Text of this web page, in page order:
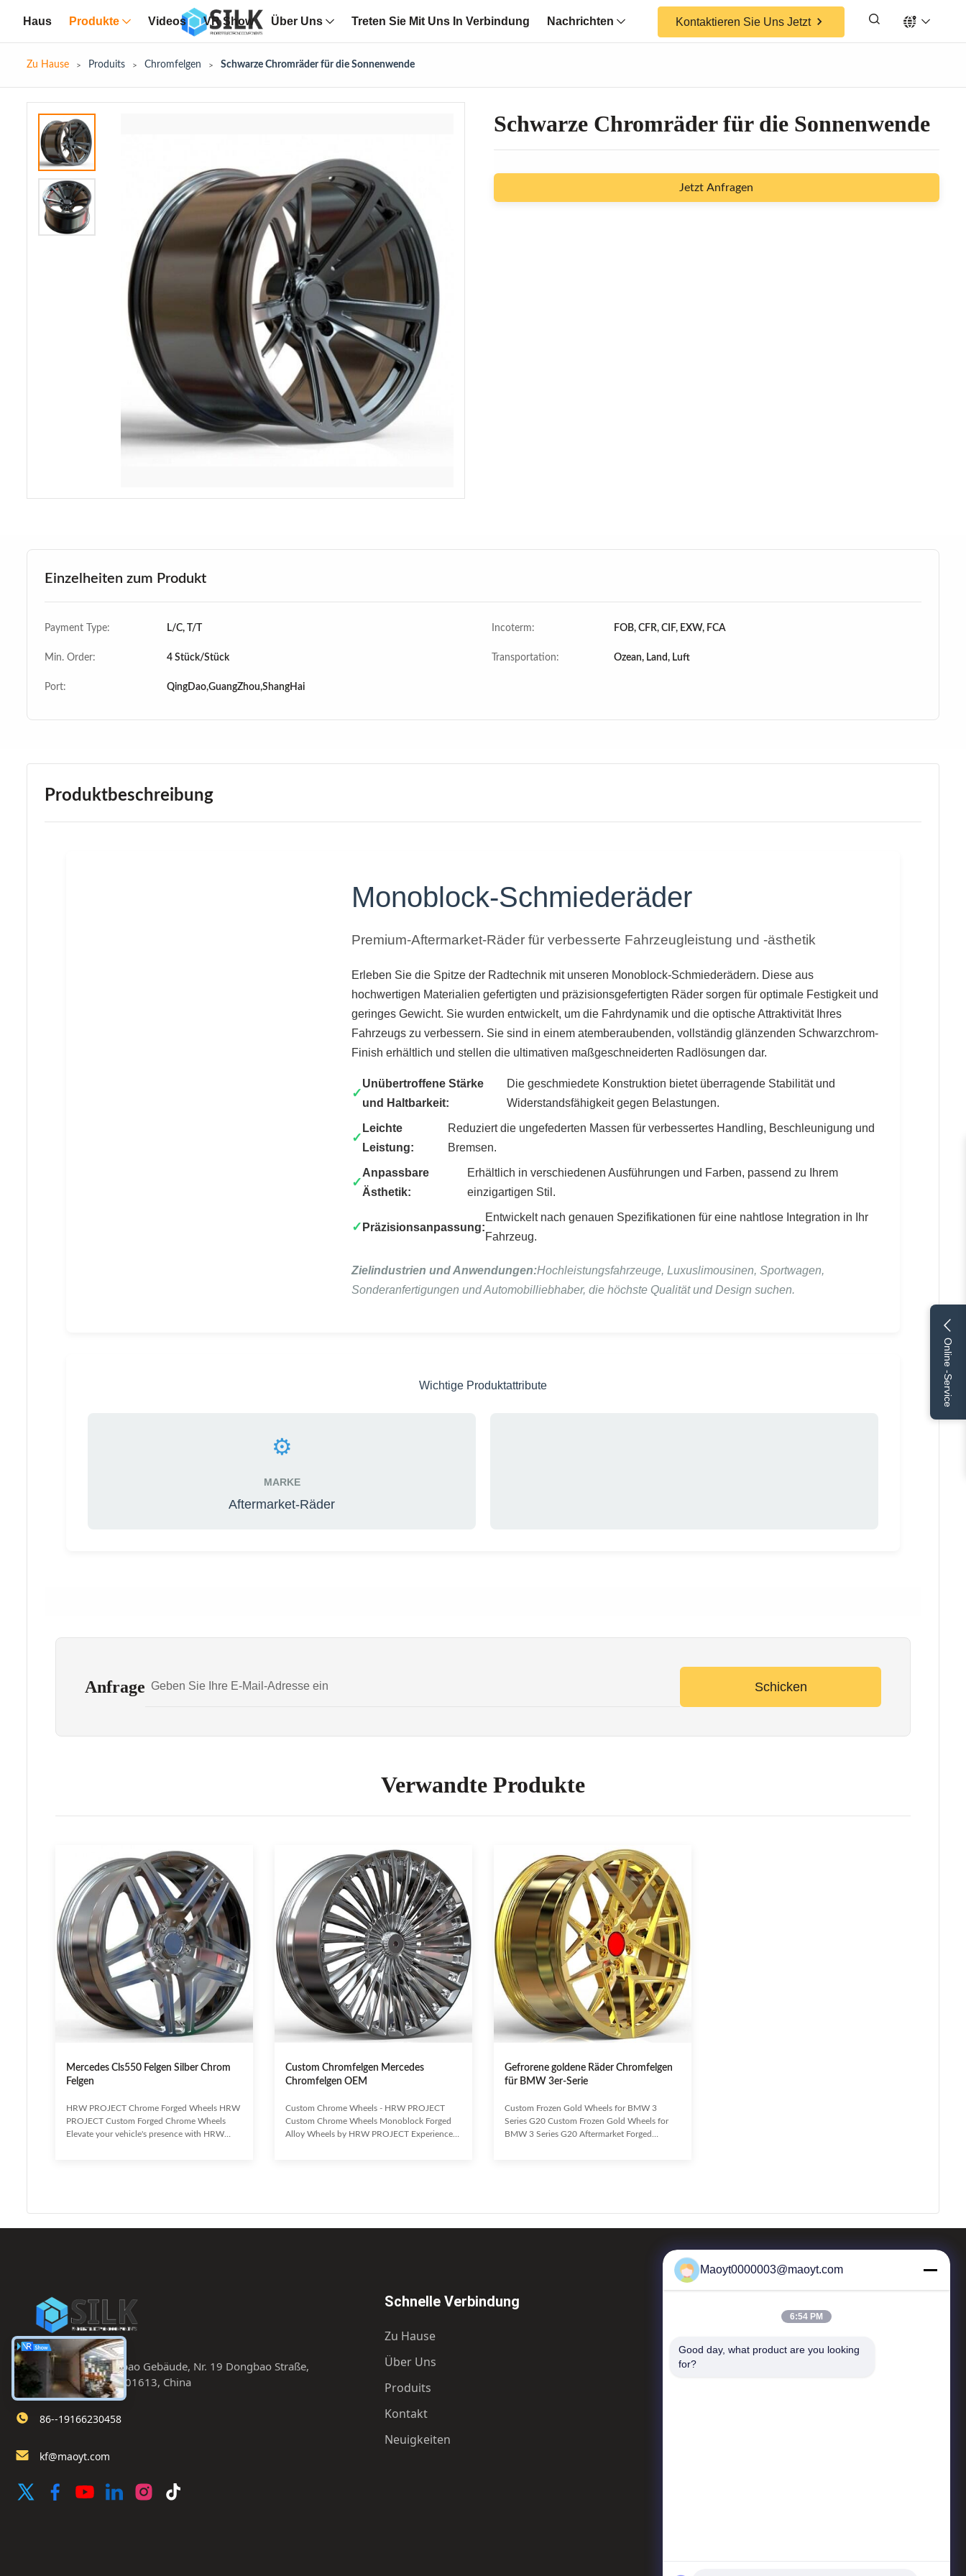
Haus Produkte Videos VR Show Über Uns Treten Sie Mit Uns In Verbindung Nachrichten Kontaktieren Sie Uns Jetzt
Online -Service
Zu Hause Produits Chromfelgen Schwarze Chromräder für die Sonnenwende
Schwarze Chromräder für die Sonnenwende
Jetzt Anfragen
Einzelheiten zum Produkt
Payment Type: L/C, T/T Incoterm: FOB, CFR, CIF, EXW, FCA
Min. Order: 4 Stück/Stück Transportation: Ozean, Land, Luft
Port: QingDao,GuangZhou,ShangHai
Produktbeschreibung
Monoblock-Schmiederäder
Premium-Aftermarket-Räder für verbesserte Fahrzeugleistung und -ästhetik
Erleben Sie die Spitze der Radtechnik mit unseren Monoblock-Schmiederädern. Diese aus
hochwertigen Materialien gefertigten und präzisionsgefertigten Räder sorgen für optimale Festigkeit und
geringes Gewicht. Sie wurden entwickelt, um die Fahrdynamik und die optische Attraktivität Ihres
Fahrzeugs zu verbessern. Sie sind in einem atemberaubenden, vollständig glänzenden Schwarzchrom-
Finish erhältlich und stellen die ultimativen maßgeschneiderten Radlösungen dar.
Unübertroffene Stärke
und Haltbarkeit:
Die geschmiedete Konstruktion bietet überragende Stabilität und
Widerstandsfähigkeit gegen Belastungen.
Leichte
Leistung:
Reduziert die ungefederten Massen für verbessertes Handling, Beschleunigung und
Bremsen.
Anpassbare
Ästhetik:
Erhältlich in verschiedenen Ausführungen und Farben, passend zu Ihrem
einzigartigen Stil.
Präzisionsanpassung:
Entwickelt nach genauen Spezifikationen für eine nahtlose Integration in Ihr
Fahrzeug.
Zielindustrien und Anwendungen:Hochleistungsfahrzeuge, Luxuslimousinen, Sportwagen,
Sonderanfertigungen und Automobilliebhaber, die höchste Qualität und Design suchen.
Wichtige Produktattribute
⚙️
MARKE
Aftermarket-Räder
Anfrage Schicken
Verwandte Produkte
Mercedes Cls550 Felgen Silber Chrom
Felgen
HRW PROJECT Chrome Forged Wheels HRW
PROJECT Custom Forged Chrome Wheels
Elevate your vehicle's presence with HRW
leading custom forged wheel manufacturer in
Custom Chromfelgen Mercedes
Chromfelgen OEM
Custom Chrome Wheels - HRW PROJECT
Custom Chrome Wheels Monoblock Forged
Alloy Wheels by HRW PROJECT Experience
with a brilliant chrome finish. Available in a
Gefrorene goldene Räder Chromfelgen
für BMW 3er-Serie
Custom Frozen Gold Wheels for BMW 3
Series G20 Custom Frozen Gold Wheels for
BMW 3 Series G20 Aftermarket Forged
G20 330i. These aftermarket wheels are
Zimmer 402. Dongbao Gebäude, Nr. 19 Dongbao Straße,
Chaoyang, Peking 201613, China
86--19166230458
kf@maoyt.com
Schnelle Verbindung
Zu Hause
Über Uns
Produits
Kontakt
Neuigkeiten
Maoyt0000003@maoyt.com
6:54 PM
Good day, what product are you looking
for?